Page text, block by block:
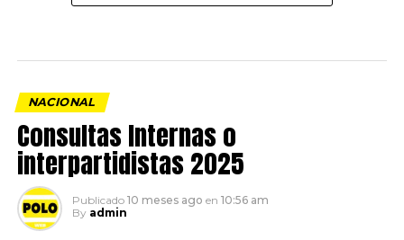
NACIONAL
Consultas Internas o
interpartidistas 2025
Publicado 10 meses ago en 10:56 am
By admin